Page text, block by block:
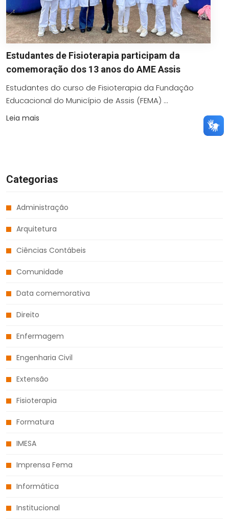
Estudantes de Fisioterapia participam da
comemoração dos 13 anos do AME Assis
Estudantes do curso de Fisioterapia da Fundação
Educacional do Município de Assis (FEMA) ...
Leia mais
Categorias
Administração
Arquitetura
Ciências Contábeis
Comunidade
Data comemorativa
Direito
Enfermagem
Engenharia Civil
Extensão
Fisioterapia
Formatura
IMESA
Imprensa Fema
Informática
Institucional